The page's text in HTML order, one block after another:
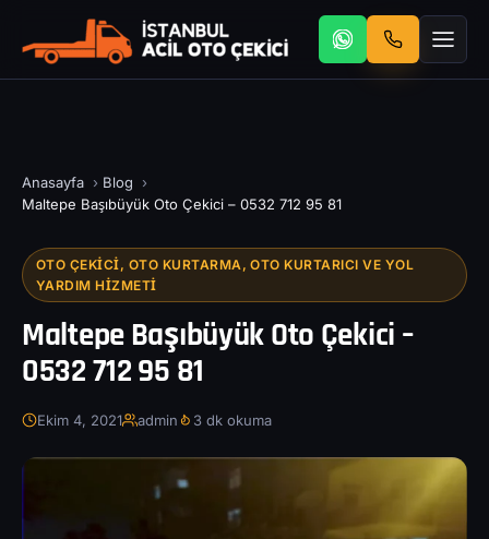
Anasayfa › Blog
›
Maltepe Başıbüyük Oto Çekici – 0532 712 95 81
OTO ÇEKICI, OTO KURTARMA, OTO KURTARICI VE YOL
YARDIM HIZMETI
Maltepe Başıbüyük Oto Çekici –
0532 712 95 81
Ekim 4, 2021 admin 3 dk okuma